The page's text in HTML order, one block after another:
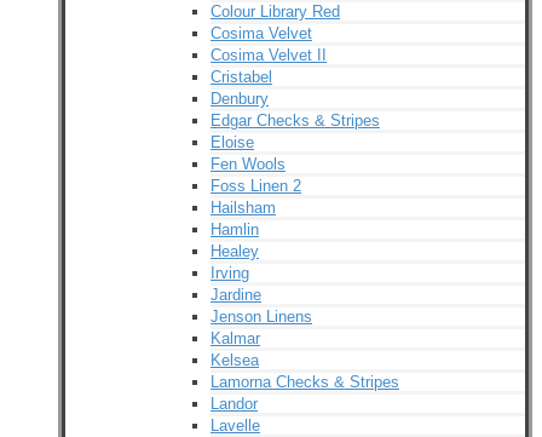
Colour Library Red
Cosima Velvet
Cosima Velvet II
Cristabel
Denbury
Edgar Checks & Stripes
Eloise
Fen Wools
Foss Linen 2
Hailsham
Hamlin
Healey
Irving
Jardine
Jenson Linens
Kalmar
Kelsea
Lamorna Checks & Stripes
Landor
Lavelle